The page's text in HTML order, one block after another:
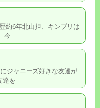
約6年北山担、キンプリは
今
ジャニーズ好きな友達が
達を